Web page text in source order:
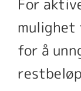
For
for å